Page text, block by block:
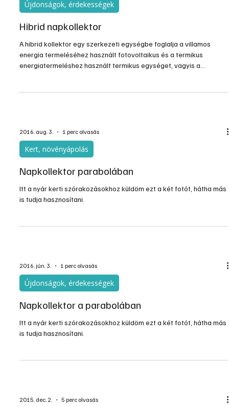
Újdonságok, érdekességek
Hibrid napkollektor
A hibrid kollektor egy szerkezeti egységbe foglalja a villamos
energia termeléséhez használt fotovoltaikus és a termikus
energiatermeléshez használt termikus egységet, vagyis a
2016. aug. 3. 1 perc olvasás
Kert, növényápolás
Napkollektor parabolában
Itt a nyár kerti szórakozásokhoz küldöm ezt a két fotót, hátha más
is tudja hasznosítani.
2016. jún. 3. 1 perc olvasás
Újdonságok, érdekességek
Napkollektor a parabolában
Itt a nyár kerti szórakozásokhoz küldöm ezt a két fotót, hátha más
is tudja hasznosítani.
2015. dec. 2. 5 perc olvasás